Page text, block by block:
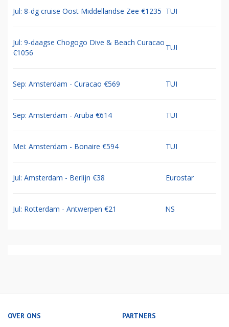
Jul: 8-dg cruise Oost Middellandse Zee €1235 TUI
Jul: 9-daagse Chogogo Dive & Beach Curacao
€1056
TUI
Sep: Amsterdam - Curacao €569 TUI
Sep: Amsterdam - Aruba €614 TUI
Mei: Amsterdam - Bonaire €594 TUI
Jul: Amsterdam - Berlijn €38 Eurostar
Jul: Rotterdam - Antwerpen €21 NS
OVER ONS PARTNERS